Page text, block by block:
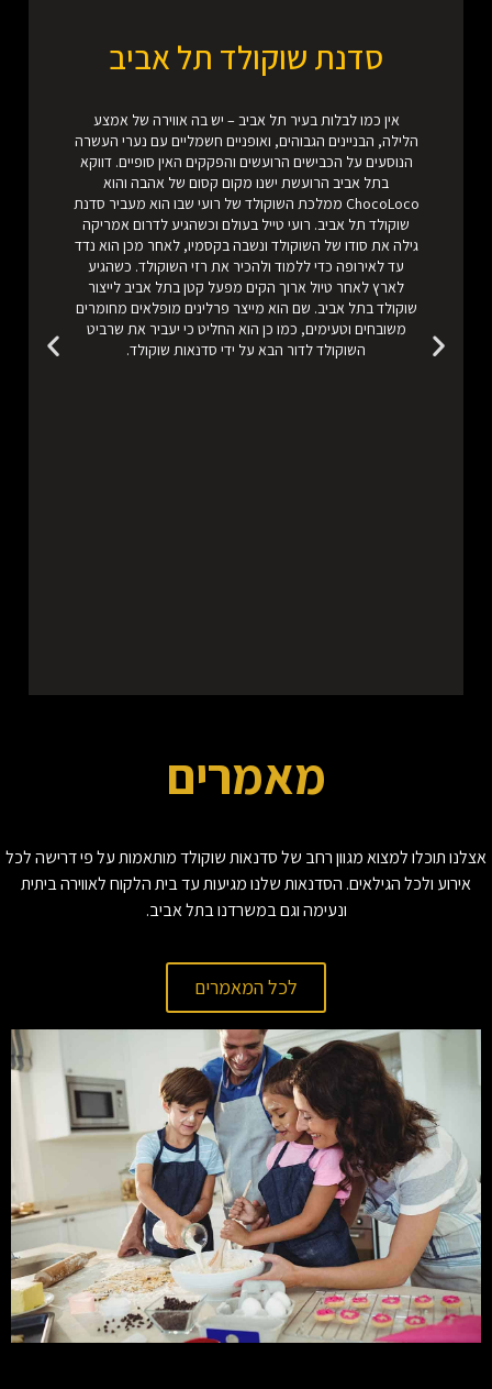
סדנת שוקולד תל אביב
אין כמו לבלות בעיר תל אביב – יש בה אווירה של אמצע
הלילה, הבניינים הגבוהים, ואופניים חשמליים עם נערי העשרה
הנוסעים על הכבישים הרועשים והפקקים האין סופיים. דווקא
בתל אביב הרועשת ישנו מקום קסום של אהבה והוא
ChocoLoco ממלכת השוקולד של רועי שבו הוא מעביר סדנת
שוקולד תל אביב. רועי טייל בעולם וכשהגיע לדרום אמריקה
גילה את סודו של השוקולד ונשבה בקסמיו, לאחר מכן הוא נדד
עד לאירופה כדי ללמוד ולהכיר את רזי השוקולד. כשהגיע
לארץ לאחר טיול ארוך הקים מפעל קטן בתל אביב לייצור
שוקולד בתל אביב. שם הוא מייצר פרלינים מופלאים מחומרים
משובחים וטעימים, כמו כן הוא החליט כי יעביר את שרביט
השוקולד לדור הבא על ידי סדנאות שוקולד.
מאמרים
אצלנו תוכלו למצוא מגוון רחב של סדנאות שוקולד מותאמות על פי דרישה לכל
אירוע ולכל הגילאים. הסדנאות שלנו מגיעות עד בית הלקוח לאווירה ביתית
ונעימה וגם במשרדנו בתל אביב.
לכל המאמרים